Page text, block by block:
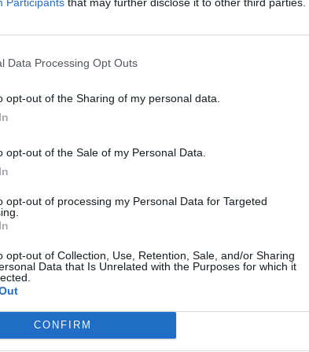
Data Processing Opt Outs
opt-out of the Sharing of my personal data.
opt-out of the Sale of my Personal Data.
opt-out of processing my Personal Data for Targeted
opt-out of Collection, Use, Retention, Sale, and/or Sharing
Data that Is Unrelated with the Purposes for which it
CONFIRM
aposta per l'economia verda
alternativa (sostenible) al